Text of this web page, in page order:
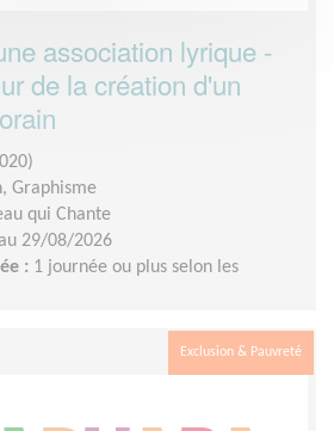
association lyrique -
de la création d'un
Graphisme
qui Chante
29/08/2026
: 1 journée ou plus selon les
Exclusion & Pauvreté